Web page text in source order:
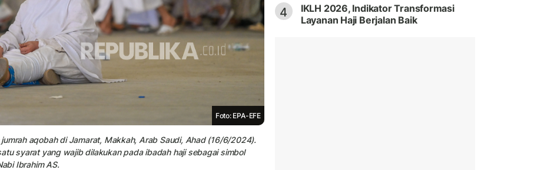
Foto: EPA-EFE
aqobah di Jamarat, Makkah, Arab Saudi, Ahad (16/6/2024).
syarat yang wajib dilakukan pada ibadah haji sebagai simbol
Ibrahim AS.
4
IKLH 2026, Indikator Transformasi
Layanan Haji Berjalan Baik